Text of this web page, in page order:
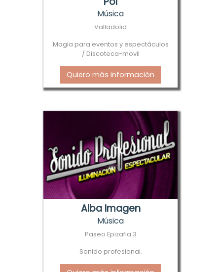
Música
Valladolid
Magia para eventos y espectáculos
/ Discoteca-movil
Quiero más información
Alba Imagen
Música
Paseo Epizafia 3
Sonido profesional.